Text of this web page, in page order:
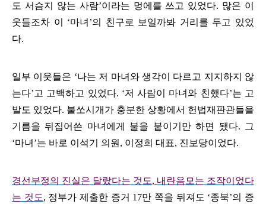
도 서슴지 않는 사람’이라는 멍에를 쓰고 있었다. 많은 이
웃들조차 이 ‘마녀 ’의 친구로 보일까봐 거리를 두고 있었
다.
일부 이웃들은 ‘나는 저 마녀와 생각이 다르고 지지하지 않
는다’고 고백하고 있었다. ‘저 사람이 마녀와 친했다’는 고
발도 있었다. 불쏘시개가 충분한 상황에서 헌법재판관들을
기름을 뒤집어쓴 마녀에게 불을 붙이기만 하면 됐다. 그
‘마녀 ’는 바로 이석기 의원 , 이정희 대표, 진보당이었다.
경선부정의 진실은 달랐다는 것도, 내란음모는 조작이었다
는 것도, 정부가 제출한 증거 17만 쪽을 뒤져도 ‘종북’의 증